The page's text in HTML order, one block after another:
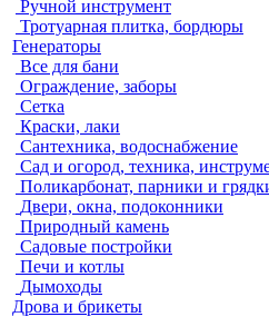
Ручной инструмент
Тротуарная плитка, бордюры
Генераторы
Все для бани
Ограждение, заборы
Сетка
Краски, лаки
Сантехника, водоснабжение
Сад и огород, техника,
Поликарбонат, парники и
Двери, окна, подоконники
Природный камень
Садовые постройки
Печи и котлы
Дымоходы
Дрова и брикеты